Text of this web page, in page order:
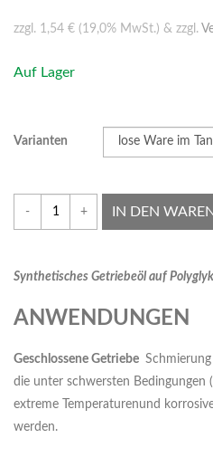
zzgl. 1,54 € (19,0% MwSt.) & zzgl.
Auf Lager
Varianten
- + IN DEN
Synthetisches Getriebeöl auf
ANWENDUNGEN
Geschlossene Getriebe
die unter schwersten Bedingungen
extreme Temperaturenund
werden.